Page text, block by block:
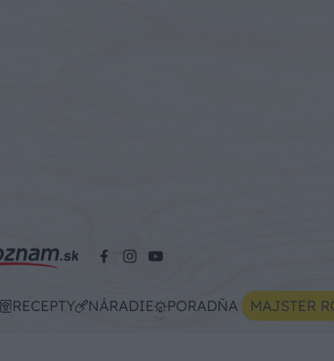
RECEPTY NÁRADIE PORADŇA MAJSTER